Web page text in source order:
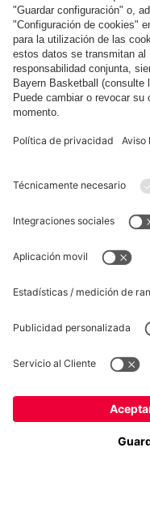
Pago y entrega
FC Bayern Store App
*Los precios
© FC
FC Bayern München